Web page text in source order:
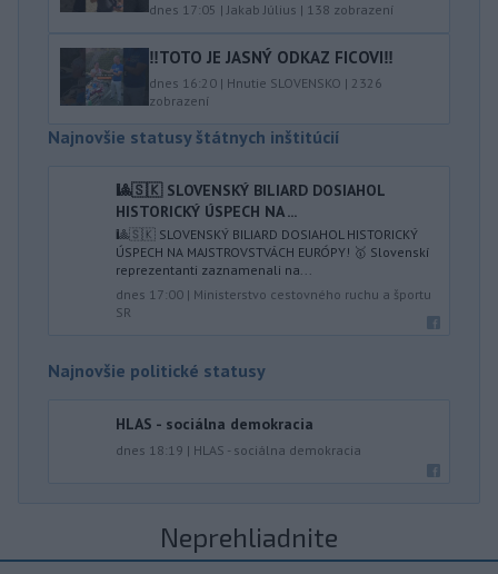
dnes 17:05 |Jakab Július | 138 zobrazení
‼️TOTO JE JASNÝ ODKAZ FICOVI‼️
dnes 16:20 | Hnutie SLOVENSKO | 2326
zobrazení
Najnovšie statusy štátnych inštitúcií
🎱🇸🇰 SLOVENSKÝ BILIARD DOSIAHOL
HISTORICKÝ ÚSPECH NA ...
🎱🇸🇰 SLOVENSKÝ BILIARD DOSIAHOL HISTORICKÝ
ÚSPECH NA MAJSTROVSTVÁCH EURÓPY! 🥇 Slovenskí
reprezentanti zaznamenali na...
dnes 17:00 | Ministerstvo cestovného ruchu a športu
SR
Najnovšie politické statusy
HLAS - sociálna demokracia
dnes 18:19 | HLAS - sociálna demokracia
Neprehliadnite